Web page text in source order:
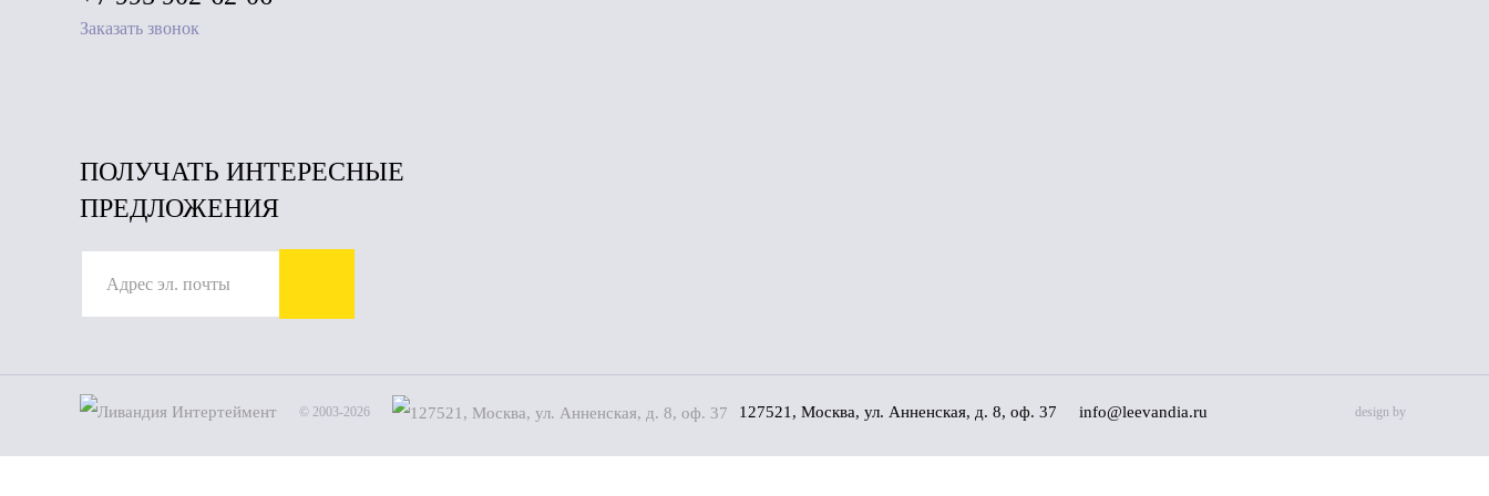
Заказать звонок
ПОЛУЧАТЬ ИНТЕРЕСНЫЕ
ПРЕДЛОЖЕНИЯ
© 2003-2026 127521, Москва, ул. Анненская, д. 8, оф. 37 info@leevandia.ru design by